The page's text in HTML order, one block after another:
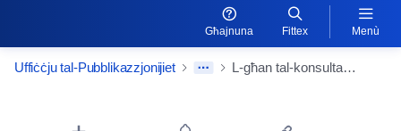
Għajnuna Fittex Menù
Uffiċċju tal-Pubblikazzjonijiet L-għan tal-konsultazzjoni huwa li jiġi konkluż ftehim qafas għall-provvista u l-manutenzjoni tal-flotta tal-ġkieket tas-salvataġġ fid-diversi siti tad-Direttorat Territorjali ta’ Nord – Pas de calais de Voies Navigables de France.
Procurement Detail Actions Portlet